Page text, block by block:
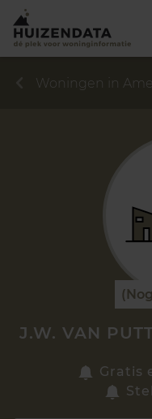
Zoek een woning
Woningen in
J.W. VAN
Gratis